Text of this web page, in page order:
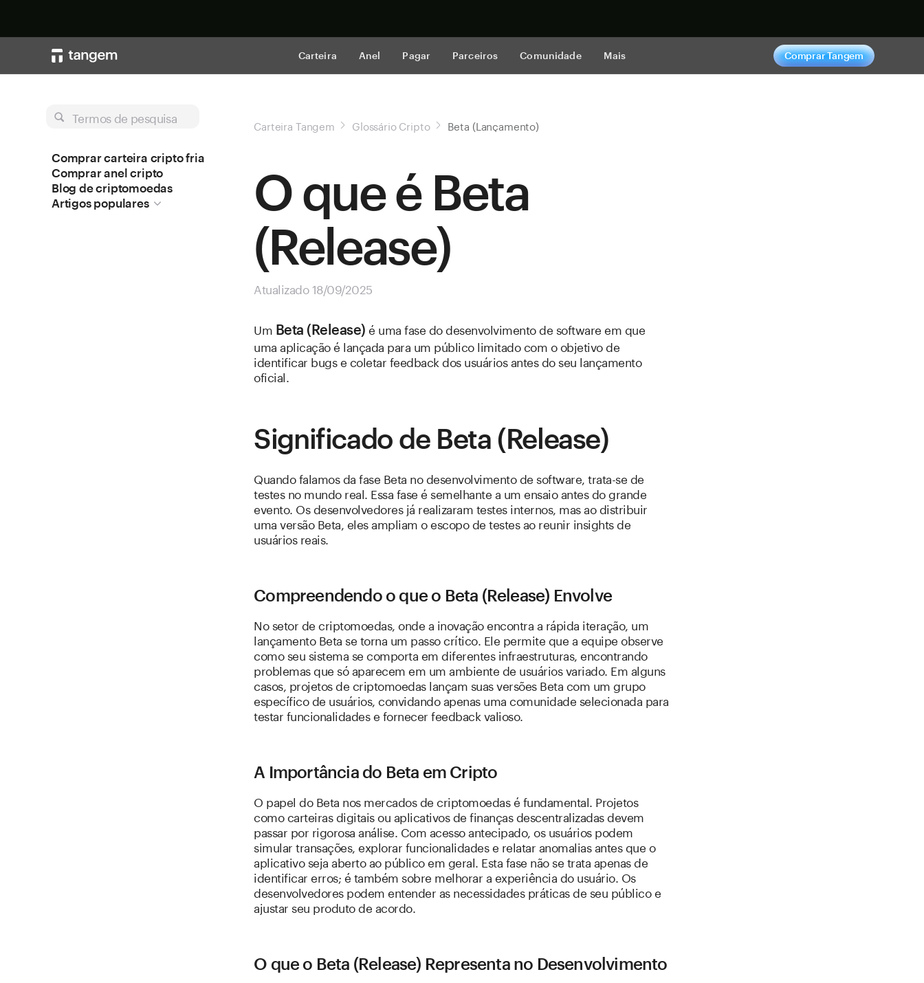
Carteira Anel Pagar Parceiros Comunidade Mais Comprar Tangem
Termos de pesquisa
Comprar carteira cripto fria
Comprar anel cripto
Blog de criptomoedas
Artigos populares
Carteira Tangem Glossário Cripto Beta (Lançamento)
O que é Beta
(Release)
Atualizado 18/09/2025
Um Beta (Release) é uma fase do desenvolvimento de software em que
uma aplicação é lançada para um público limitado com o objetivo de
identificar bugs e coletar feedback dos usuários antes do seu lançamento
oficial.
Significado de Beta (Release)
Quando falamos da fase Beta no desenvolvimento de software, trata-se de
testes no mundo real. Essa fase é semelhante a um ensaio antes do grande
evento. Os desenvolvedores já realizaram testes internos, mas ao distribuir
uma versão Beta, eles ampliam o escopo de testes ao reunir insights de
usuários reais.
Compreendendo o que o Beta (Release) Envolve
No setor de criptomoedas, onde a inovação encontra a rápida iteração, um
lançamento Beta se torna um passo crítico. Ele permite que a equipe observe
como seu sistema se comporta em diferentes infraestruturas, encontrando
problemas que só aparecem em um ambiente de usuários variado. Em alguns
casos, projetos de criptomoedas lançam suas versões Beta com um grupo
específico de usuários, convidando apenas uma comunidade selecionada para
testar funcionalidades e fornecer feedback valioso.
A Importância do Beta em Cripto
O papel do Beta nos mercados de criptomoedas é fundamental. Projetos
como carteiras digitais ou aplicativos de finanças descentralizadas devem
passar por rigorosa análise. Com acesso antecipado, os usuários podem
simular transações, explorar funcionalidades e relatar anomalias antes que o
aplicativo seja aberto ao público em geral. Esta fase não se trata apenas de
identificar erros; é também sobre melhorar a experiência do usuário. Os
desenvolvedores podem entender as necessidades práticas de seu público e
ajustar seu produto de acordo.
O que o Beta (Release) Representa no Desenvolvimento